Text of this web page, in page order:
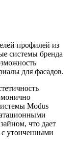
профилей из
системы бренда
для фасадов.
Modus
что дает
утонченными